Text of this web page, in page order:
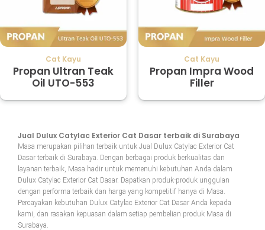
Cat Kayu
Propan Ultran Teak
Oil UTO-553
Cat Kayu
Propan Impra Wood
Filler
Jual Dulux Catylac Exterior Cat Dasar terbaik di Surabaya
Masa merupakan pilihan terbaik untuk Jual Dulux Catylac Exterior Cat
Dasar terbaik di Surabaya. Dengan berbagai produk berkualitas dan
layanan terbaik, Masa hadir untuk memenuhi kebutuhan Anda dalam
Dulux Catylac Exterior Cat Dasar. Dapatkan produk-produk unggulan
dengan performa terbaik dan harga yang kompetitif hanya di Masa.
Percayakan kebutuhan Dulux Catylac Exterior Cat Dasar Anda kepada
kami, dan rasakan kepuasan dalam setiap pembelian produk Masa di
Surabaya.